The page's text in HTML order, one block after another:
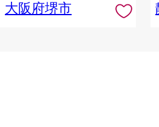
大阪府堺市